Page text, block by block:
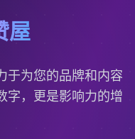
屋
于为您的品牌和内容
字，更是影响力的增